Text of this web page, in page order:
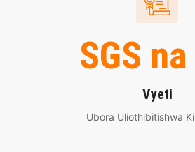
SGS na
Vyeti
Ubora Uliothibitishwa